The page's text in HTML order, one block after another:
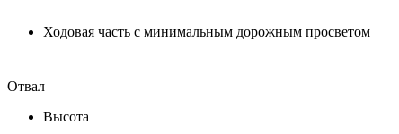
Ходовая часть с минимальным дорожным просветом
Отвал
Высота